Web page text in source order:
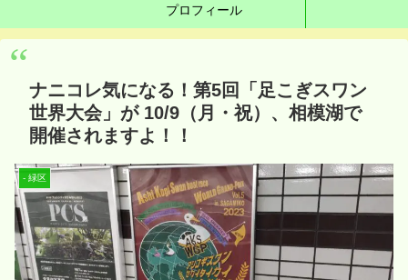
プロフィール
ナニコレ気になる！第5回「足こぎスワン
世界大会」が 10/9（月・祝）、相模湖で
開催されますよ！！
- 緑区